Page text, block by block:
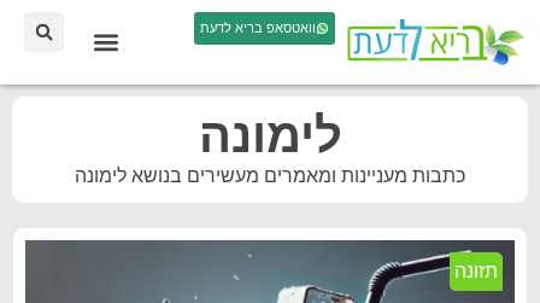
וואטסאפ בריא לדעת
לימונה
כתבות מעניינות ומאמרים מעשירים בנושא לימונה
תזונה